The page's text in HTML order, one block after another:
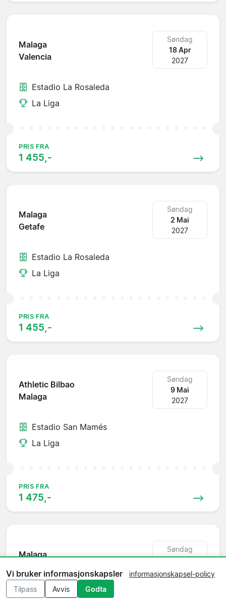
Malaga
Valencia
Søndag
18 Apr
2027
Estadio La Rosaleda
La Liga
PRIS FRA
1 455,-
Malaga
Getafe
Søndag
2 Mai
2027
Estadio La Rosaleda
La Liga
PRIS FRA
1 455,-
Athletic Bilbao
Malaga
Søndag
9 Mai
2027
Estadio San Mamés
La Liga
PRIS FRA
1 475,-
Malaga
Søndag
16 Mai
2027
Estadio La Rosaleda
Vi bruker informasjonskapsler
informasjonskapsel-policy
Tilpass
Avvis Godta